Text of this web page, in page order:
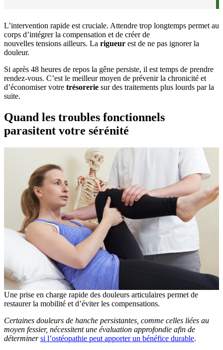
L’intervention rapide est cruciale. Attendre trop longtemps permet au
corps d’intégrer la compensation et de créer de
nouvelles tensions ailleurs. La rigueur est de ne pas ignorer la
douleur.
Si après 48 heures de repos la gêne persiste, il est temps de prendre
rendez-vous. C’est le meilleur moyen de prévenir la chronicité et
d’économiser votre trésorerie sur des traitements plus lourds par la
suite.
Quand les troubles fonctionnels
parasitent votre sérénité
Une prise en charge rapide des douleurs articulaires permet de
restaurer la mobilité et d’éviter les compensations.
Certaines douleurs de hanche persistantes, comme celles liées au
moyen fessier, nécessitent une évaluation approfondie afin de
déterminer si l’ostéopathie peut apporter un bénéfice durable.